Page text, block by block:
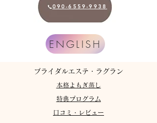
090-6559-9938
ENGLISH
​ブライダルエステ・ラグラン
​口コミ・レビュー
​本格よもぎ蒸し
特典プログラム